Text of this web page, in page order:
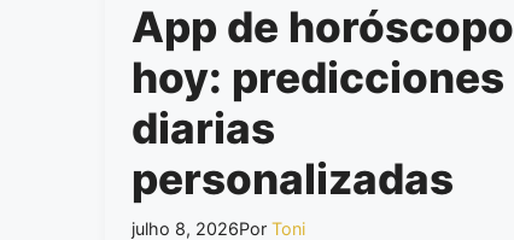
App de horóscopo
hoy: predicciones
diarias
personalizadas
julho 8, 2026Por Toni